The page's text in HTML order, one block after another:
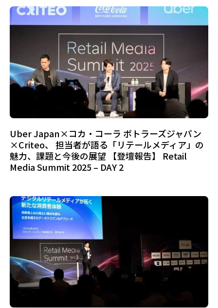
Uber Japan×コカ・コーラ ボトラーズジャパン
×Criteo、 担当者が語る「リテールメディア」の
魅力、課題と今後の展望 【登壇報告】 Retail
Media Summit 2025 – DAY 2